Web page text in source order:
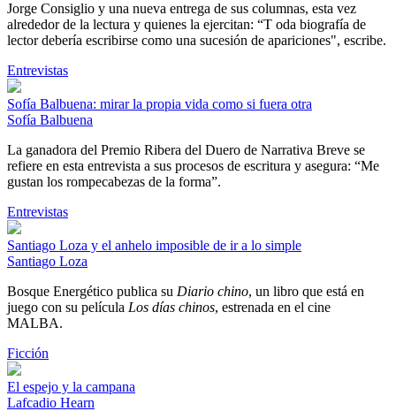
Jorge Consiglio y una nueva entrega de sus columnas, esta vez
alrededor de la lectura y quienes la ejercitan: “T oda biografía de
lector debería escribirse como una sucesión de apariciones", escribe.
Entrevistas
Sofía Balbuena: mirar la propia vida como si fuera otra
Sofía Balbuena
La ganadora del Premio Ribera del Duero de Narrativa Breve se
refiere en esta entrevista a sus procesos de escritura y asegura: “Me
gustan los rompecabezas de la forma”.
Entrevistas
Santiago Loza y el anhelo imposible de ir a lo simple
Santiago Loza
Bosque Energético publica su Diario chino, un libro que está en
juego con su película Los días chinos, estrenada en el cine
MALBA.
Ficción
El espejo y la campana
Lafcadio Hearn